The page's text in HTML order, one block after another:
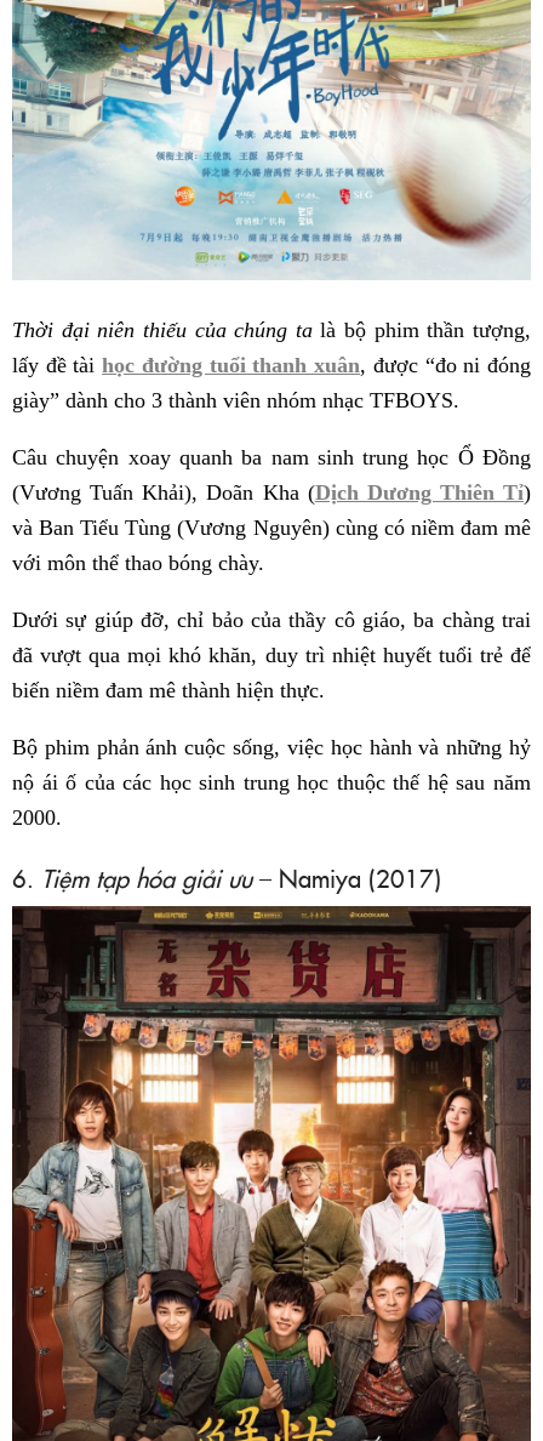
Thời đại niên thiếu của chúng talà bộ phim thần tượng,
lấy đề tàihọc đường tuổi thanh xuân, được “đo ni đóng
giày” dành cho 3 thành viên nhóm nhạc TFBOYS.
Câu chuyện xoay quanh ba nam sinh trung học Ổ Đồng
(Vương Tuấn Khải), Doãn Kha (Dịch Dương Thiên Tỉ)
và Ban Tiểu Tùng (Vương Nguyên) cùng có niềm đam mê
với môn thể thao bóng chày.
Dưới sự giúp đỡ, chỉ bảo của thầy cô giáo, ba chàng trai
đã vượt qua mọi khó khăn, duy trì nhiệt huyết tuổi trẻ để
biến niềm đam mê thành hiện thực.
Bộ phim phản ánh cuộc sống, việc học hành và những hỷ
nộ ái ố của các học sinh trung học thuộc thế hệ sau năm
2000.
6. Tiệm tạp hóa giải ưu– Namiya (2017)